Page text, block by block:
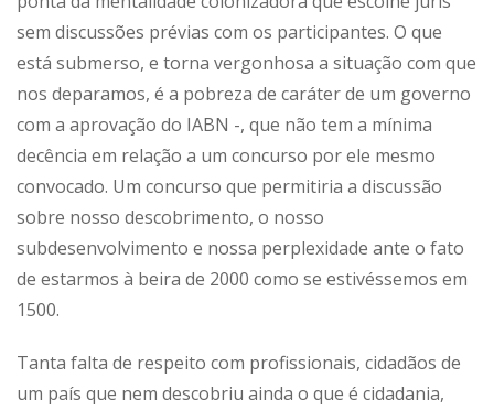
sem discussões prévias com os participantes. O que
está submerso, e torna vergonhosa a situação com que
nos deparamos, é a pobreza de caráter de um governo
com a aprovação do IABN -, que não tem a mínima
decência em relação a um concurso por ele mesmo
convocado. Um concurso que permitiria a discussão
sobre nosso descobrimento, o nosso
subdesenvolvimento e nossa perplexidade ante o fato
de estarmos à beira de 2000 como se estivéssemos em
1500.
Tanta falta de respeito com profissionais, cidadãos de
um país que nem descobriu ainda o que é cidadania,